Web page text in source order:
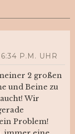
P.M. UHR
2 großen
und Beine zu
Wir
Problem!